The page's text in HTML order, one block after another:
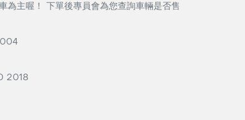
為主喔！ 下單後專員會為您查詢車輛是否售
2018